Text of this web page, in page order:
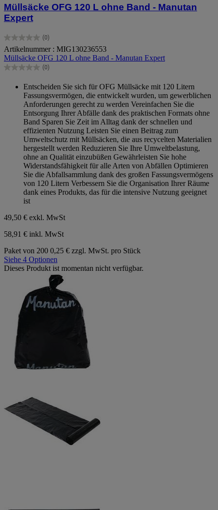
Müllsäcke OFG 120 L ohne Band - Manutan
Expert
(0)
0.0
von
5
Sternen.
Artikelnummer : MIG130236553
Müllsäcke OFG 120 L ohne Band - Manutan Expert
(0)
0.0
Sternen.
Entscheiden Sie sich für OFG Müllsäcke mit 120 Litern
Fassungsvermögen, die entwickelt wurden, um gewerblichen
Anforderungen gerecht zu werden Vereinfachen Sie die
Entsorgung Ihrer Abfälle dank des praktischen Formats ohne
Band Sparen Sie Zeit im Alltag dank der schnellen und
effizienten Nutzung Leisten Sie einen Beitrag zum
Umweltschutz mit Müllsäcken, die aus recycelten Materialien
hergestellt werden Reduzieren Sie Ihre Umweltbelastung,
ohne an Qualität einzubüßen Gewährleisten Sie hohe
Widerstandsfähigkeit für alle Arten von Abfällen Optimieren
Sie die Abfallsammlung dank des großen Fassungsvermögens
von 120 Litern Verbessern Sie die Organisation Ihrer Räume
dank eines Produkts, das für die intensive Nutzung geeignet
ist
49,50 € exkl. MwSt
58,91 € inkl. MwSt
Paket von 200 0,25 € zzgl. MwSt. pro Stück
Siehe 4 Optionen
Dieses Produkt ist momentan nicht verfügbar.